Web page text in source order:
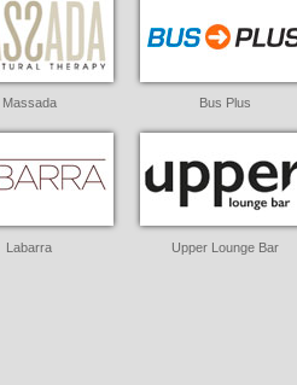
Massada Bus Plus
Labarra Upper Lounge Bar